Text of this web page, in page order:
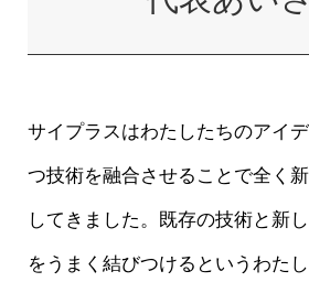
サイプラスはわたしたちのアイ
つ技術を融合させることで全く
してきました。既存の技術と新
をうまく結びつけるというわた